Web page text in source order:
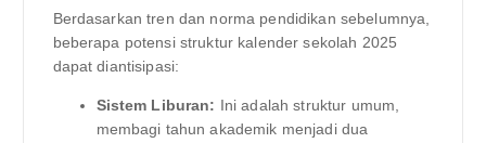
Berdasarkan tren dan norma pendidikan sebelumnya,
beberapa potensi struktur kalender sekolah 2025
dapat diantisipasi:
Sistem Liburan: Ini adalah struktur umum,
membagi tahun akademik menjadi dua